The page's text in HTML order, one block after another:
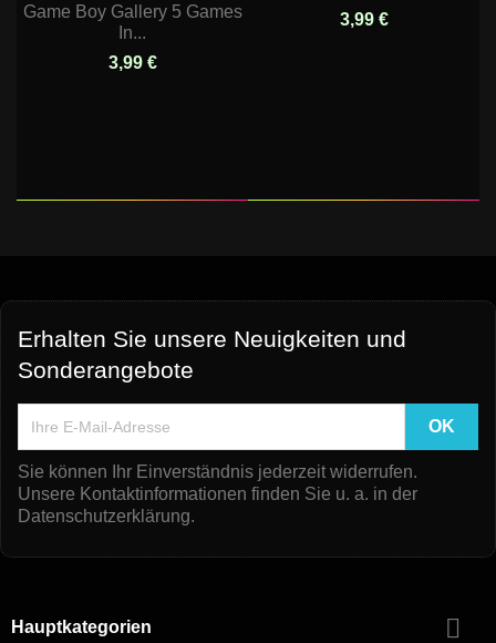
Game Boy Gallery 5 Games
In...
3,99 €
3,99 €
Erhalten Sie unsere Neuigkeiten und
Sonderangebote
Sie können Ihr Einverständnis jederzeit widerrufen.
Unsere Kontaktinformationen finden Sie u. a. in der
Datenschutzerklärung.
Hauptkategorien 